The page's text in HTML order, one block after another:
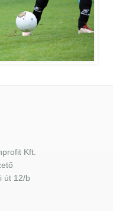
Kft.
út 12/b